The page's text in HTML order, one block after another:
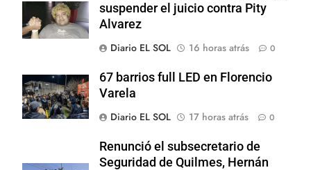
suspender el juicio contra Pity
Alvarez
Diario EL SOL
16 horas atrás 0
67 barrios full LED en Florencio
Varela
Diario EL SOL
17 horas atrás 0
Renunció el subsecretario de
Seguridad de Quilmes, Hernán